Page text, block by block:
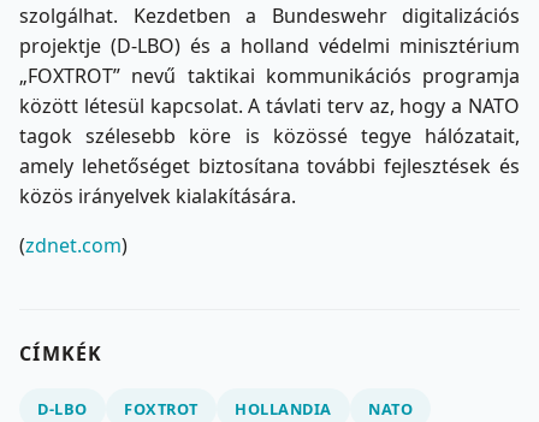
szolgálhat. Kezdetben a Bundeswehr digitalizációs
projektje (D-LBO) és a holland védelmi minisztérium
„FOXTROT” nevű taktikai kommunikációs programja
között létesül kapcsolat. A távlati terv az, hogy a NATO
tagok szélesebb köre is közössé tegye hálózatait,
amely lehetőséget biztosítana további fejlesztések és
közös irányelvek kialakítására.
(zdnet.com)
CÍMKÉK
D-LBO FOXTROT HOLLANDIA
NATO